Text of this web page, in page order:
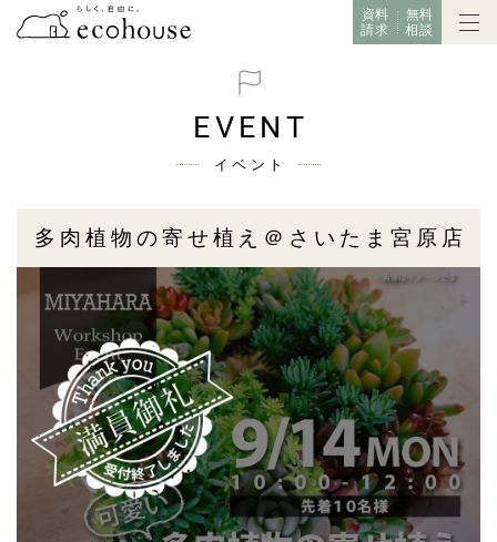
資料
請求
無料
相談
EVENT
イベント
多肉植物の寄せ植え＠さいたま宮原店